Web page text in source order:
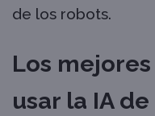
de los robots.
Los
usar la IA